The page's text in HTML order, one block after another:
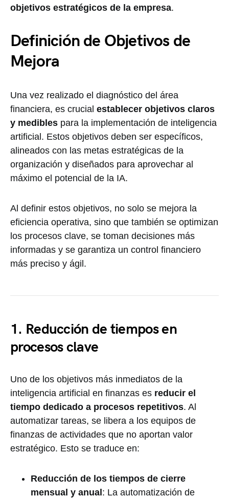
objetivos estratégicos de la empresa.
Definición de Objetivos de
Mejora
Una vez realizado el diagnóstico del área
financiera, es crucial establecer objetivos claros
y medibles para la implementación de inteligencia
artificial. Estos objetivos deben ser específicos,
alineados con las metas estratégicas de la
organización y diseñados para aprovechar al
máximo el potencial de la IA.
Al definir estos objetivos, no solo se mejora la
eficiencia operativa, sino que también se optimizan
los procesos clave, se toman decisiones más
informadas y se garantiza un control financiero
más preciso y ágil.
1. Reducción de tiempos en
procesos clave
Uno de los objetivos más inmediatos de la
inteligencia artificial en finanzas es reducir el
tiempo dedicado a procesos repetitivos. Al
automatizar tareas, se libera a los equipos de
finanzas de actividades que no aportan valor
estratégico. Esto se traduce en:
Reducción de los tiempos de cierre
mensual y anual : La automatización de